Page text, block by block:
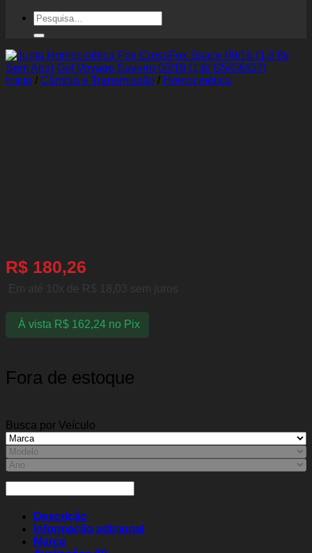
Pesquisar
por:
Início / Câmbio e Transmissão / Homocinética
R$ 180,26
Em até 10x de R$ 18,03 sem juros
À vista R$162,24 no Pix
Fora de estoque
Busca por Veículo
Descrição
Informação adicional
Marca